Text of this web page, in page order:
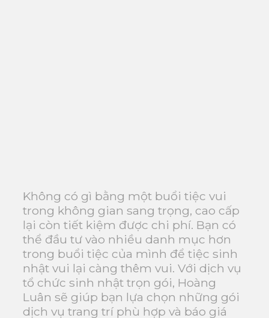
Không có gì bằng một buổi tiệc vui
trong không gian sang trọng, cao cấp
lại còn tiết kiệm được chi phí. Bạn có
thể đầu tư vào nhiều danh mục hơn
trong buổi tiệc của mình để tiệc sinh
nhật vui lại càng thêm vui. Với dịch vụ
tổ chức sinh nhật trọn gói, Hoàng
Luân sẽ giúp bạn lựa chọn những gói
dịch vụ trang trí phù hợp và báo giá